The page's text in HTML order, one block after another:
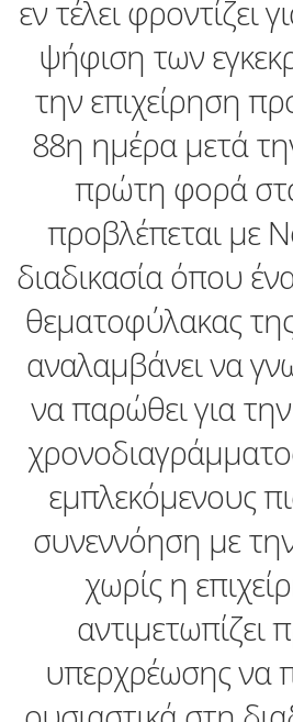
εν τέλει φροντίζει
ψήφιση των
την επιχείρηση
88η ημέρα μετά
πρώτη φορά
προβλέπεται με
διαδικασία όπου
θεματοφύλακας
αναλαμβάνει να
να παρώθει για
εμπλεκόμενους
συνεννόηση με
χωρίς η
αντιμετωπίζει
υπερχρέωσης να